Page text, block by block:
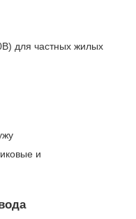
для частных жилых
и